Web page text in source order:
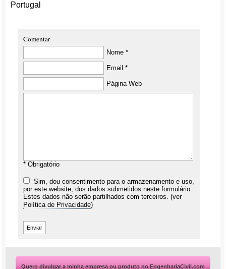
Portugal
Comentar
Nome *
Email *
Página Web
* Obrigatório
Sim, dou consentimento para o armazenamento e uso,
por este website, dos dados submetidos neste formulário.
Estes dados não serão partilhados com terceiros. (ver
Política de Privacidade)
Quero divulgar a minha empresa ou produto no EngenhariaCivil.com